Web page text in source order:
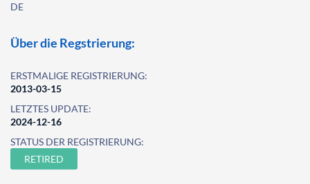
DE
Über die Regstrierung:
ERSTMALIGE REGISTRIERUNG:
2013-03-15
LETZTES UPDATE:
2024-12-16
STATUS DER REGISTRIERUNG:
RETIRED